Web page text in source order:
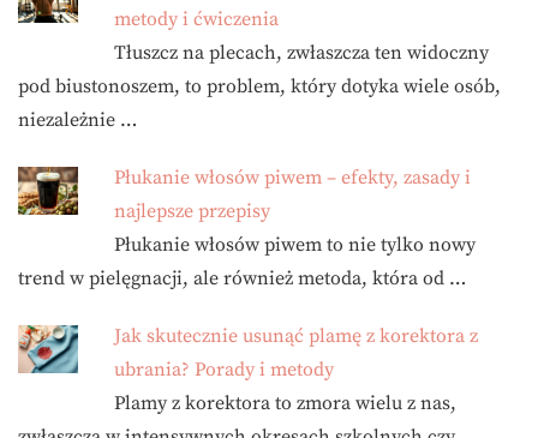
metody i ćwiczenia
Tłuszcz na plecach, zwłaszcza ten widoczny
pod biustonoszem, to problem, który dotyka wiele osób,
niezależnie …
Płukanie włosów piwem – efekty, zasady i
najlepsze przepisy
Płukanie włosów piwem to nie tylko nowy
trend w pielęgnacji, ale również metoda, która od …
Jak skutecznie usunąć plamę z korektora z
ubrania? Porady i metody
Plamy z korektora to zmora wielu z nas,